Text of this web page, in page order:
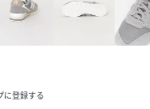
に登録する